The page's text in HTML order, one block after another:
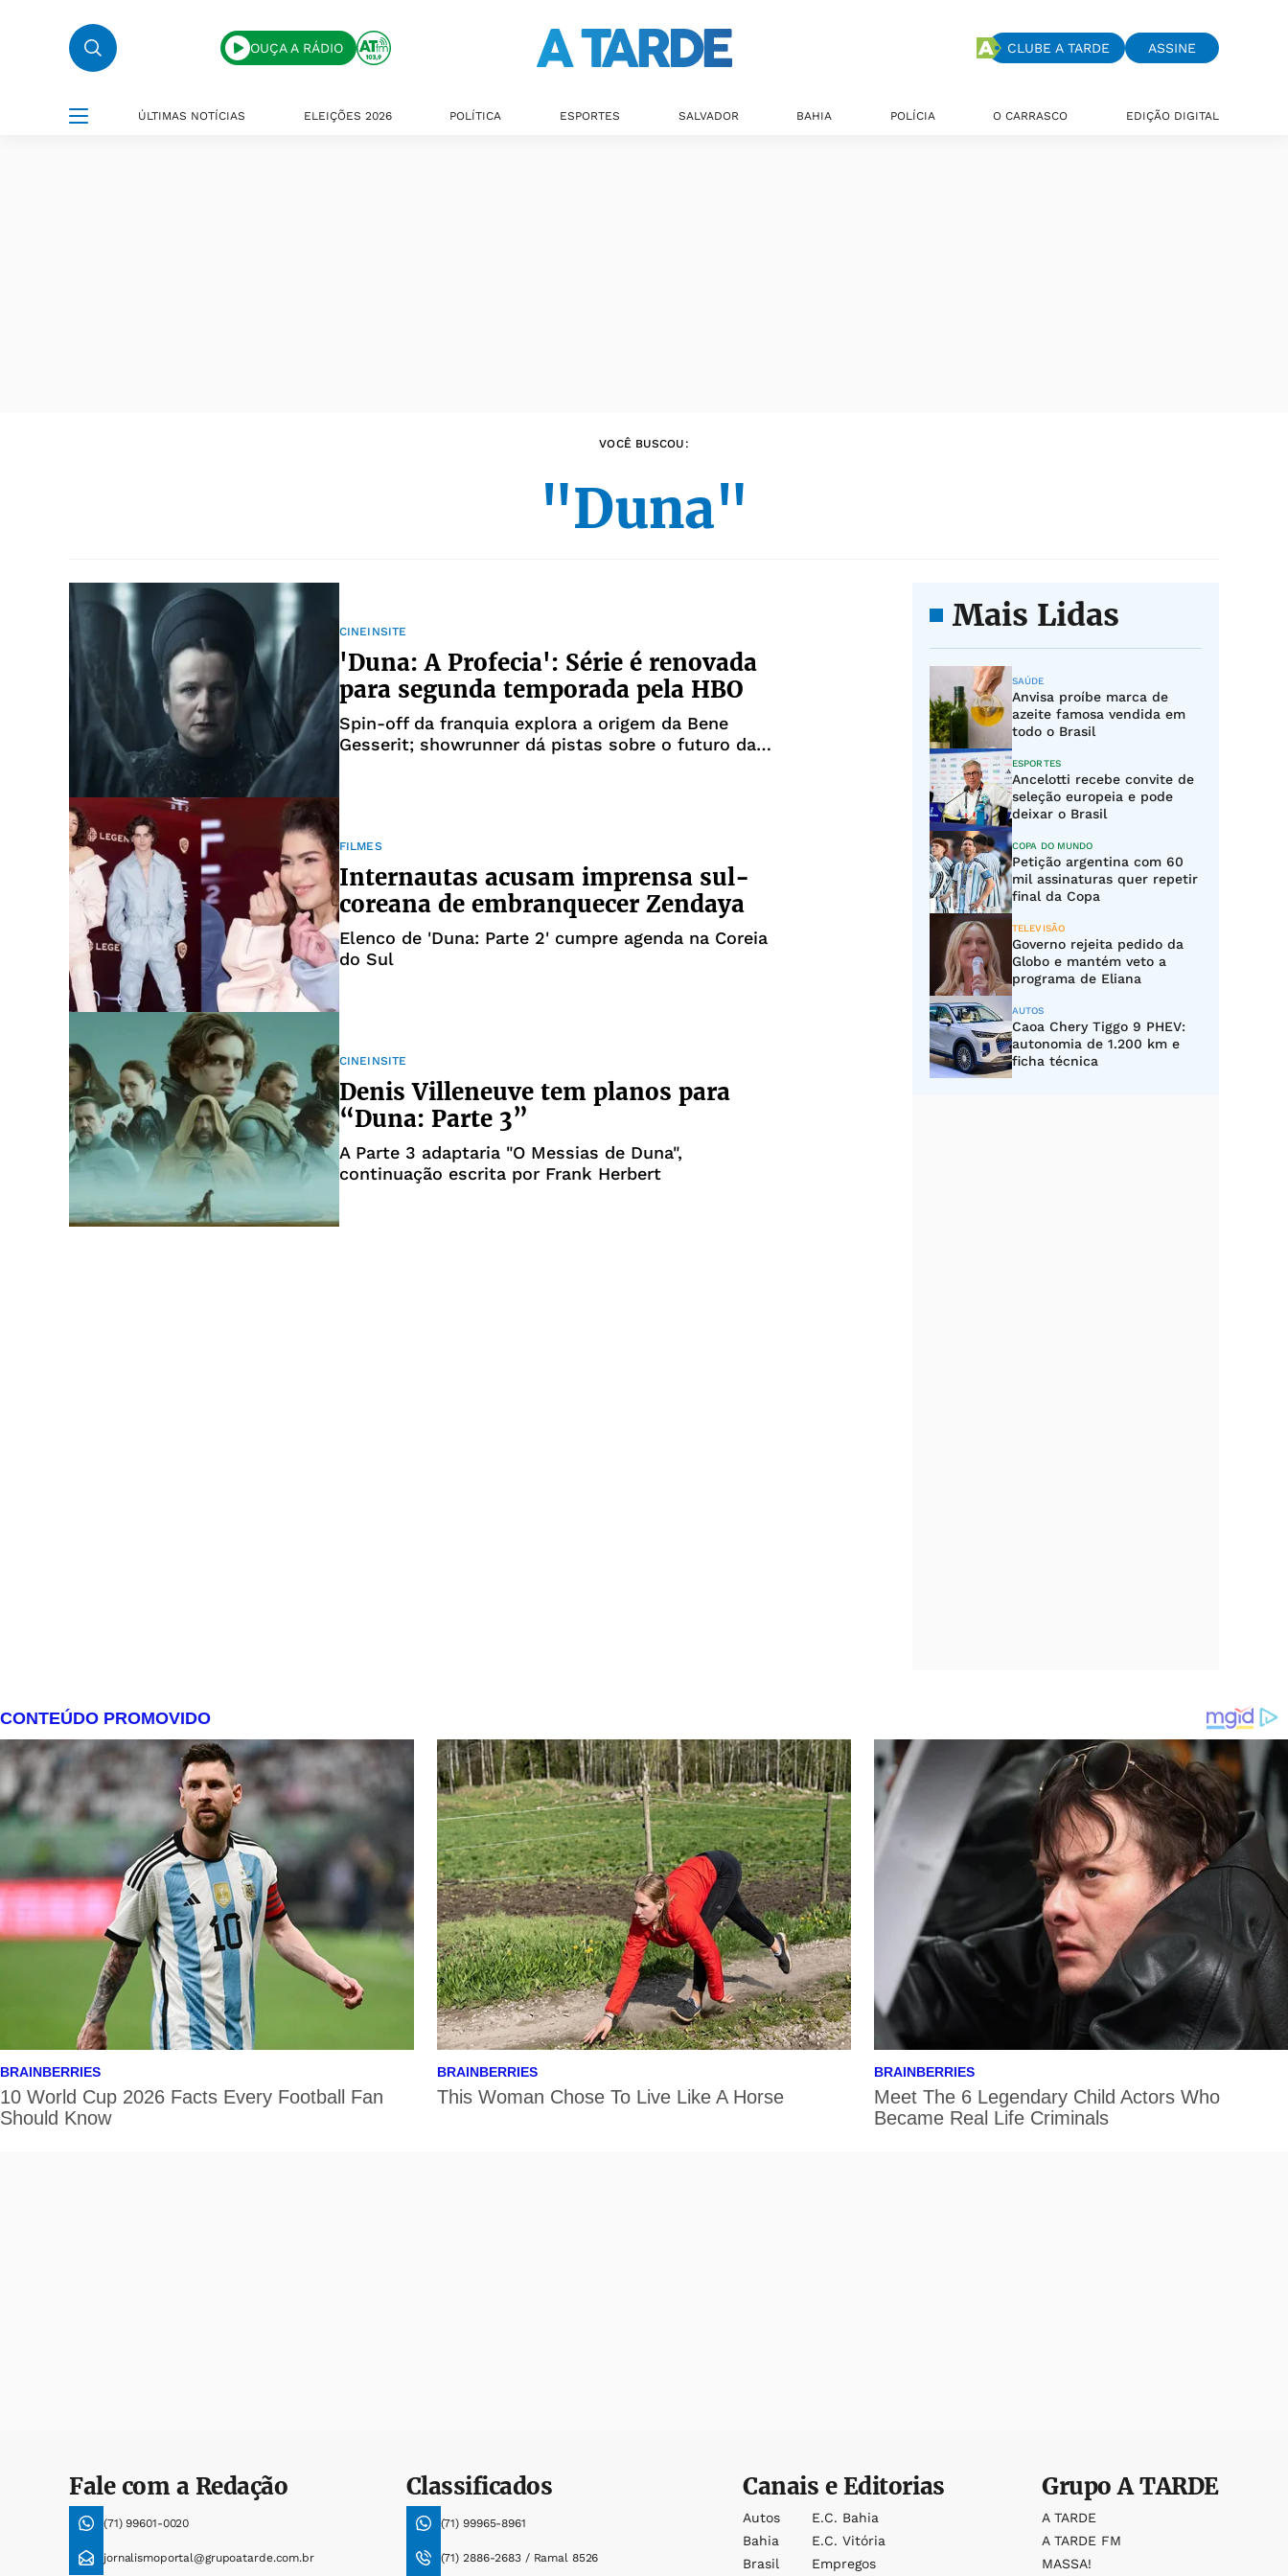
OUÇA A RÁDIO CLUBE A TARDE ASSINE
ÚLTIMAS NOTÍCIAS ELEIÇÕES 2026 POLÍTICA ESPORTES SALVADOR BAHIA POLÍCIA O CARRASCO EDIÇÃO DIGITAL
VOCÊ BUSCOU:
"Duna"
CINEINSITE
'Duna: A Profecia': Série é renovada
para segunda temporada pela HBO
Spin-off da franquia explora a origem da Bene
Gesserit; showrunner dá pistas sobre o futuro da
FILMES
Internautas acusam imprensa sul-
coreana de embranquecer Zendaya
Elenco de 'Duna: Parte 2' cumpre agenda na Coreia
do Sul
CINEINSITE
Denis Villeneuve tem planos para
“Duna: Parte 3”
A Parte 3 adaptaria "O Messias de Duna",
continuação escrita por Frank Herbert
Mais Lidas
SAÚDE
Anvisa proíbe marca de
azeite famosa vendida em
todo o Brasil
ESPORTES
Ancelotti recebe convite de
seleção europeia e pode
deixar o Brasil
COPA DO MUNDO
Petição argentina com 60
mil assinaturas quer repetir
final da Copa
TELEVISÃO
Governo rejeita pedido da
Globo e mantém veto a
programa de Eliana
AUTOS
Caoa Chery Tiggo 9 PHEV:
autonomia de 1.200 km e
ficha técnica
Fale com a Redação
(71) 99601-0020
jornalismoportal@grupoatarde.com.br
Classificados
(71) 99965-8961
(71) 2886-2683 / Ramal 8526
Canais e Editorias
Autos
Bahia
Brasil
E.c. Bahia
E.c. Vitória
Empregos
GrupoA TARDE
A TARDE
A TARDE FM
MASSA!